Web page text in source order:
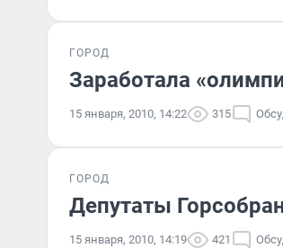
ГОРОД
Заработала
15 января, 2010, 14:22 315
ГОРОД
Депутаты
15 января, 2010, 14:19 421